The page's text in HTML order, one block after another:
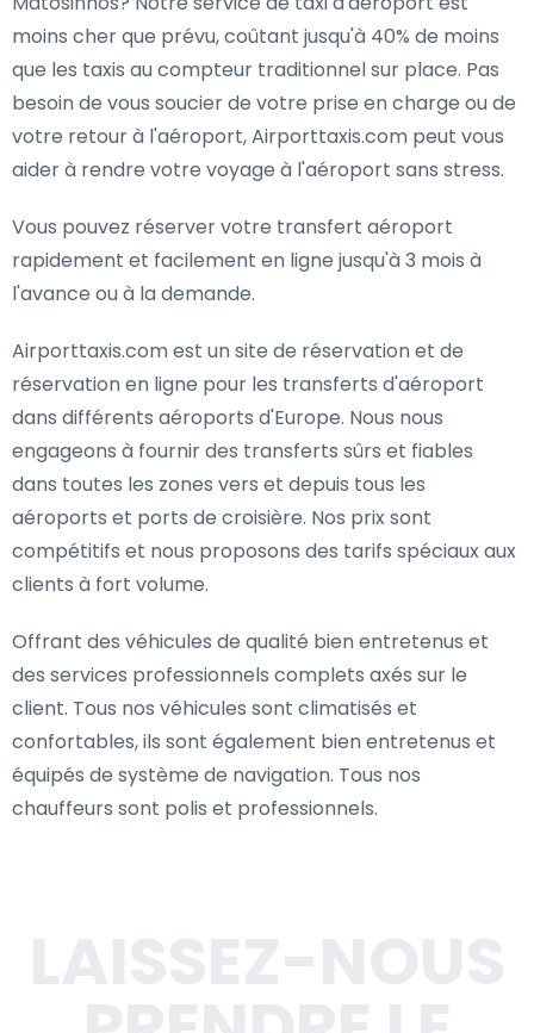
moins cher que prévu, coûtant jusqu'à 40% de moins
que les taxis au compteur traditionnel sur place. Pas
besoin de vous soucier de votre prise en charge ou de
votre retour à l'aéroport, Airporttaxis.com peut vous
aider à rendre votre voyage à l'aéroport sans stress.
Vous pouvez réserver votre transfert aéroport
rapidement et facilement en ligne jusqu'à 3 mois à
l'avance ou à la demande.
Airporttaxis.com est un site de réservation et de
réservation en ligne pour les transferts d'aéroport
dans différents aéroports d'Europe. Nous nous
engageons à fournir des transferts sûrs et fiables
dans toutes les zones vers et depuis tous les
aéroports et ports de croisière. Nos prix sont
compétitifs et nous proposons des tarifs spéciaux aux
clients à fort volume.
Offrant des véhicules de qualité bien entretenus et
des services professionnels complets axés sur le
client. Tous nos véhicules sont climatisés et
confortables, ils sont également bien entretenus et
équipés de système de navigation. Tous nos
chauffeurs sont polis et professionnels.